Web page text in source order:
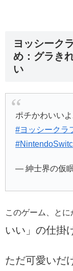
ヨッシーク
め：グラき
い
ポチかわいい
#ヨッシークラ
— 紳士界の仮
このゲーム、とに
いい」の仕掛
ただ可愛いだ